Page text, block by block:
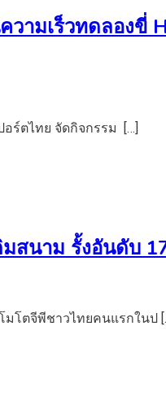
ามเร็วทดลองขี่
อร์ตไทย จัดกิจกรรม […]
มสนาม รั้งอันดับ
มโตจีพีชาวไทยคนแรกในป